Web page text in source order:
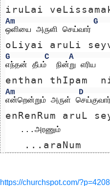
iruLai
Am
G
ஒளியை அருளி செய்வார்
oLiyai aruLi
G C A
எந்தன் தீபம்  நின்று எரிய
enthan thIpam
Am D
என்றென்றும் அருள்
enRenRum aruL
   ...அரணும்
   ...araNum
https://churchspot.com/?p=4208